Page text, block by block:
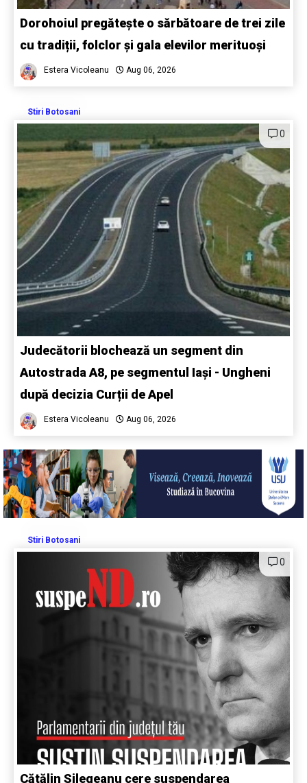
Dorohoiul pregătește o sărbătoare de trei zile
cu tradiții, folclor și gala elevilor merituoși
Estera Vicoleanu Aug 06, 2026
Stiri Botosani
0
Judecătorii blochează un segment din
Autostrada A8, pe segmentul Iași - Ungheni
după decizia Curții de Apel
Estera Vicoleanu Aug 06, 2026
Stiri Botosani
0
Cătălin Silegeanu cere suspendarea